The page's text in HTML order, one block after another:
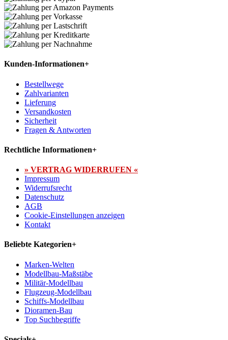
Kunden-Informationen+
Bestellwege
Zahlvarianten
Lieferung
Versandkosten
Sicherheit
Fragen & Antworten
Rechtliche Informationen+
» VERTRAG WIDERRUFEN «
Impressum
Widerrufsrecht
Datenschutz
AGB
Cookie-Einstellungen anzeigen
Kontakt
Beliebte Kategorien+
Marken-Welten
Modellbau-Maßstäbe
Militär-Modellbau
Flugzeug-Modellbau
Schiffs-Modellbau
Dioramen-Bau
Top Suchbegriffe